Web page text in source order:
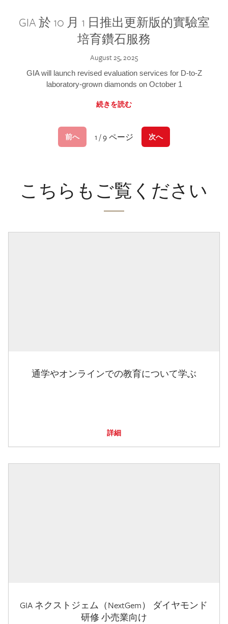
GIA 於 10 月 1 日推出更新版的實驗室
培育鑽石服務
August 25, 2025
GIA will launch revised evaluation services for D-to-Z
laboratory-grown diamonds on October 1
続きを読む
前へ 1 / 9 ページ 次へ
こちらもご覧ください
通学やオンラインでの教育について学ぶ
詳細
GIA ネクストジェム（NextGem） ダイヤモンド
研修 小売業向け